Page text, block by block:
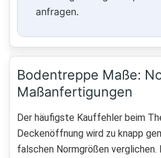
anfragen.
Bodentreppe Maße:
Maßanfertigungen
Der häufigste Kauffehler beim
Deckenöffnung wird zu knapp
falschen Normgrößen verglichen.